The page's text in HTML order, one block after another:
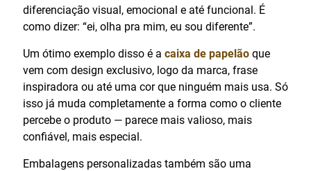
diferenciação visual, emocional e até funcional. É
como dizer: “ei, olha pra mim, eu sou diferente”.
Um ótimo exemplo disso é a caixa de papelão que
vem com design exclusivo, logo da marca, frase
inspiradora ou até uma cor que ninguém mais usa. Só
isso já muda completamente a forma como o cliente
percebe o produto — parece mais valioso, mais
confiável, mais especial.
Embalagens personalizadas também são uma